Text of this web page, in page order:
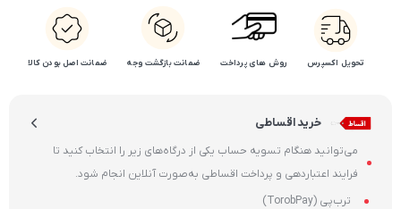
تحویل اکسپرس روش های پرداخت ضمانت بازگشت وجه ضمانت اصل بودن کالا
خرید اقساطی
می‌توانید هنگام تسویه حساب یکی از درگاه‌های زیر را انتخاب کنید تا
فرایند اعتباردهی و پرداخت اقساطی به‌صورت آنلاین انجام شود.
ترب‌پی (TorobPay)